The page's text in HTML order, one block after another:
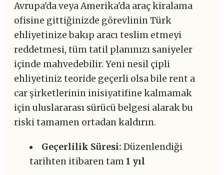
Avrupa'da veya Amerika'da araç kiralama
ofisine gittiğinizde görevlinin Türk
ehliyetinize bakıp aracı teslim etmeyi
reddetmesi, tüm tatil planınızı saniyeler
içinde mahvedebilir. Yeni nesil çipli
ehliyetiniz teoride geçerli olsa bile rent a
car şirketlerinin inisiyatifine kalmamak
için uluslararası sürücü belgesi alarak bu
riski tamamen ortadan kaldırın.
Geçerlilik Süresi: Düzenlendiği
tarihten itibaren tam1 yıl